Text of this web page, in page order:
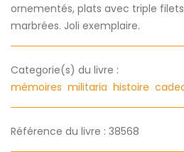
ornementés, plats avec triple
marbrées. Joli exemplaire.
Categorie(s) du livre :
mémoires militaria histoire
Référence du livre : 38568